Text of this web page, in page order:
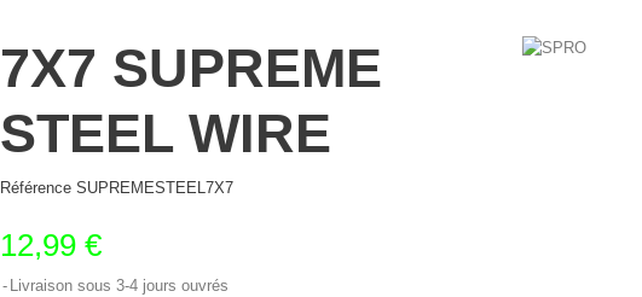
7X7 SUPREME
STEEL WIRE
Référence SUPREMESTEEL7X7
12,99 €
Livraison sous 3-4 jours ouvrés